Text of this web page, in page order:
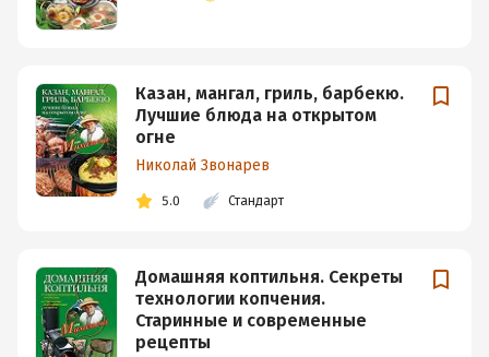
Казан, мангал, гриль, барбекю.
Лучшие блюда на открытом
огне
Николай Звонарев
5.0 Стандарт
Домашняя коптильня. Секреты
технологии копчения.
Старинные и современные
рецепты